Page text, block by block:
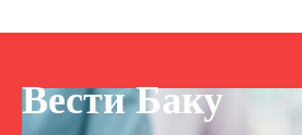
Вести Баку